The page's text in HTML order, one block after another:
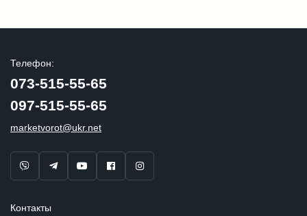
Телефон:
073-515-55-65
097-515-55-65
marketvorot@ukr.net
Контакты